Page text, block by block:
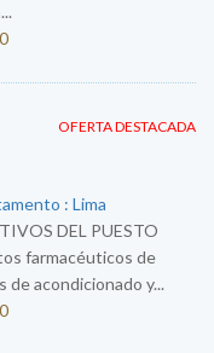
OFERTA DESTACADA
: Lima
DEL PUESTO
farmacéuticos de
de acondicionado y...